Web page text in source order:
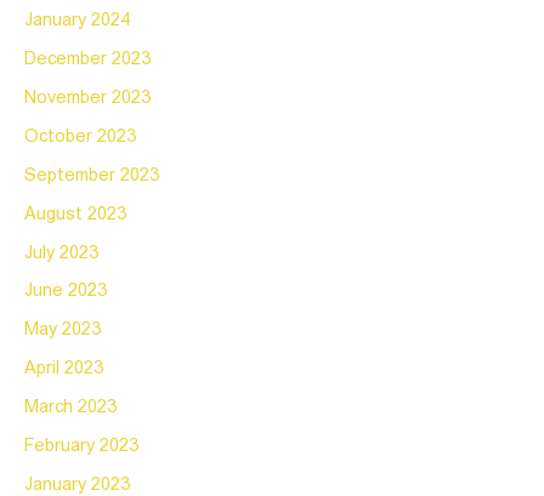
January 2024
December 2023
November 2023
October 2023
September 2023
August 2023
July 2023
June 2023
May 2023
April 2023
March 2023
February 2023
January 2023